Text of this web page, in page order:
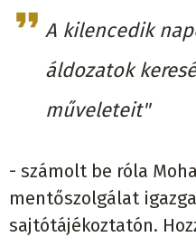
A kilencedik
áldozatok
műveleteit"
- számolt be róla
mentőszolgálat
sajtótájékoztatón.